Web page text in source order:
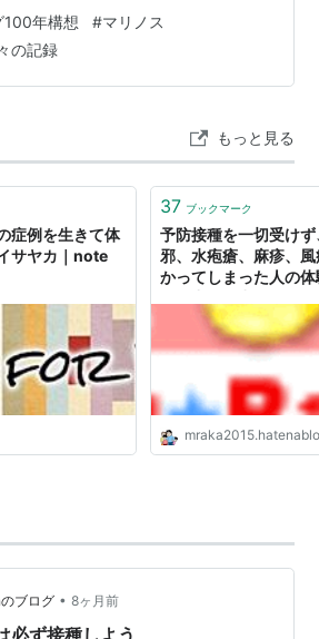
ら体調が悪いと言い出し、そして発
ったものの、今度は体に発疹が出て
行かせると水疱瘡と診断されまし
にかかっているのですが、娘はまだ
ないように細心の注意を払ってい…
100年構想 #マリノス
の記録
もっと見る
症例を生きて体
サヤカ｜note
37 ブックマーク
予防接種を一切受け
邪、水疱瘡、麻疹、
かってしまった人の
ブログ • 8ヶ月前